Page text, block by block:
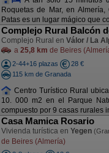
Roquetas de Mar, en
Patas es un lugar mágico que
Complejo Rural Balcón
Complejo Rural en Válor / La
a 25,8 km de Beires
2-44+16 plazas
28 €
115 km de Granada
Centro Turístico Rural
10. 000 m2 en el Parque
compuesto por 9 casas rurales
Casa Mamica Rosario
Vivienda turística en Yegen
de Beires (Almería)